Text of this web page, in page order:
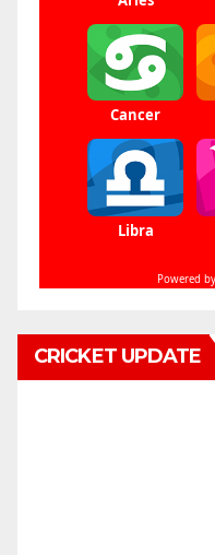
CRICKET UPDATE